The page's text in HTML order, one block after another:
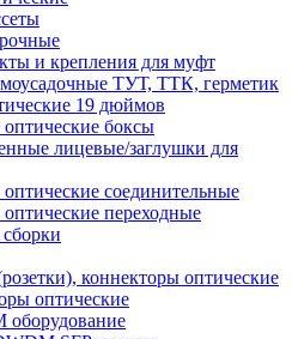
и крепления для муфт
ТУТ, ТТК, герметик
19 дюймов
боксы
лицевые/заглушки для
соединительные
переходные
коннекторы оптические
оптические